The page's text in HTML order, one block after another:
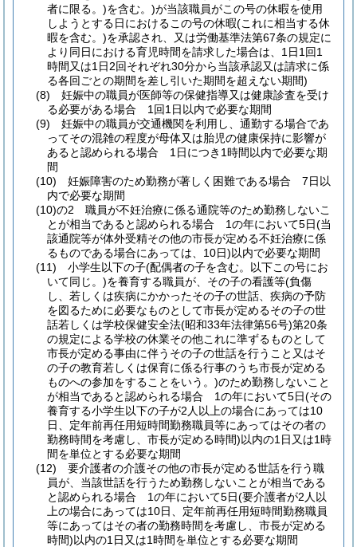
者に限る。)を含む。)が当該職員がこの号の休暇を使用
しようとする日におけるこの号の休暇(これに相当する休
暇を含む。)を承認され、又は労働基準法第67条の規定に
より同日における育児時間を請求した場合は、1日1回1
時間又は1日2回それぞれ30分から当該承認又は請求に係
る各回ごとの期間を差し引いた期間を超えない期間)
(8)
妊娠中の職員が医師等の保健指導又は健康診査を受け
る必要がある場合 1回1日以内で必要な期間
(9)
妊娠中の職員が交通機関を利用し、通勤する場合であ
ってその混雑の程度が母体又は胎児の健康保持に影響が
あると認められる場合 1日につき1時間以内で必要な期
間
(10)
妊娠障害のため勤務が著しく困難である場合 7日以
内で必要な期間
(10)の2
職員が不妊治療に係る通院等のため勤務しないこ
とが相当であると認められる場合 1の年において5日(当
該通院等が体外受精その他の市長が定める不妊治療に係
るものである場合にあっては、10日)以内で必要な期間
(11)
小学生以下の子(配偶者の子を含む。以下この号にお
いて同じ。)を養育する職員が、その子の看護等(負傷
し、若しくは疾病にかかったその子の世話、疾病の予防
を図るために必要なものとして市長が定めるその子の世
話若しくは学校保健安全法(昭和33年法律第56号)第20条
の規定による学校の休業その他これに準ずるものとして
市長が定める事由に伴うその子の世話を行うこと又はそ
の子の教育若しくは保育に係る行事のうち市長が定める
ものへの参加をすることをいう。)のため勤務しないこと
が相当であると認められる場合 1の年において5日(その
養育する小学生以下の子が2人以上の場合にあっては10
日、定年前再任用短時間勤務職員等にあってはその者の
勤務時間を考慮し、市長が定める時間)以内の1日又は1時
間を単位とする必要な期間
(12)
要介護者の介護その他の市長が定める世話を行う職
員が、当該世話を行うため勤務しないことが相当である
と認められる場合 1の年において5日(要介護者が2人以
上の場合にあっては10日、定年前再任用短時間勤務職員
等にあってはその者の勤務時間を考慮し、市長が定める
時間)以内の1日又は1時間を単位とする必要な期間